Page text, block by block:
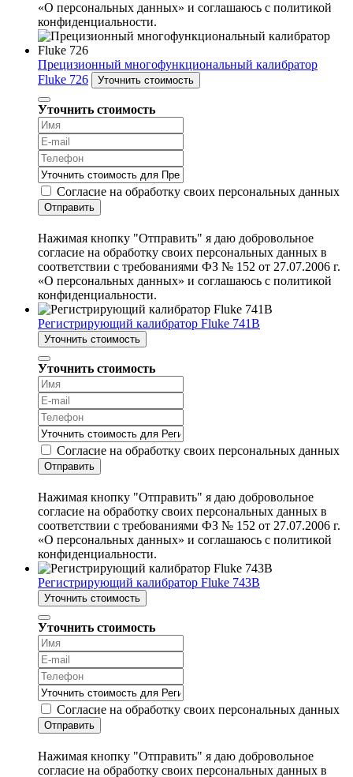
«О персональных данных» и соглашаюсь с политикой
конфиденциальности.
Прецизионный многофункциональный калибратор
Fluke 726
Уточнить стоимость
Уточнить стоимость
Согласие на обработку своих персональных данных
Отправить
Нажимая кнопку "Отправить" я даю добровольное
согласие на обработку своих персональных данных в
соответствии с требованиями ФЗ № 152 от 27.07.2006 г.
«О персональных данных» и соглашаюсь с политикой
конфиденциальности.
Регистрирующий калибратор Fluke 741B
Уточнить стоимость
Уточнить стоимость
Согласие на обработку своих персональных данных
Отправить
Нажимая кнопку "Отправить" я даю добровольное
согласие на обработку своих персональных данных в
соответствии с требованиями ФЗ № 152 от 27.07.2006 г.
«О персональных данных» и соглашаюсь с политикой
конфиденциальности.
Регистрирующий калибратор Fluke 743B
Уточнить стоимость
Уточнить стоимость
Согласие на обработку своих персональных данных
Отправить
Нажимая кнопку "Отправить" я даю добровольное
согласие на обработку своих персональных данных в